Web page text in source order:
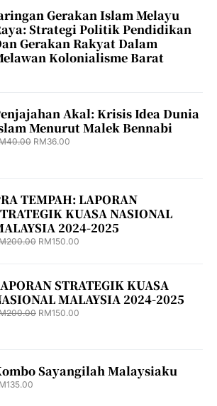
Gerakan Islam Melayu
Strategi Politik Pendidikan
Gerakan Rakyat Dalam
Kolonialisme Barat
Akal: Krisis Idea Dunia
Menurut Malek Bennabi
40.00 RM36.00
TEMPAH: LAPORAN
KUASA NASIONAL
2024-2025
200.00 RM150.00
STRATEGIK KUASA
MALAYSIA 2024-2025
200.00 RM150.00
Sayangilah Malaysiaku
135.00